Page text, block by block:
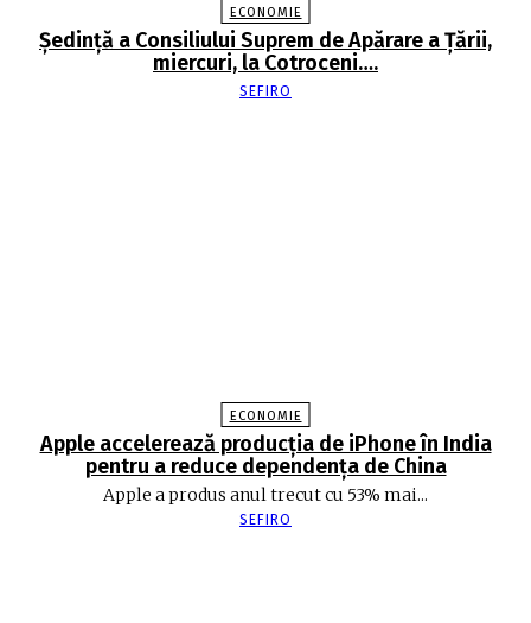
ECONOMIE
Şedinţă a Consiliului Suprem de Apărare a Ţării,
miercuri, la Cotroceni….
SEFIRO
ECONOMIE
Apple accelerează producția de iPhone în India
pentru a reduce dependența de China
Apple a produs anul trecut cu 53% mai...
SEFIRO